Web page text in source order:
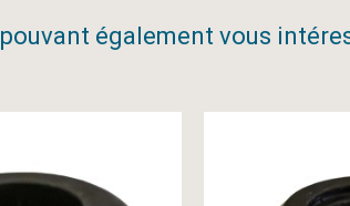
pouvant également vous